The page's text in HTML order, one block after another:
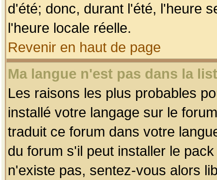
d'été; donc, durant l'été, l'heure
l'heure locale réelle.
Revenir en haut de page
Ma langue n'est pas dans la
Les raisons les plus probables
installé votre langage sur le
traduit ce forum dans votre
du forum s'il peut installer le
n'existe pas, sentez-vous alors